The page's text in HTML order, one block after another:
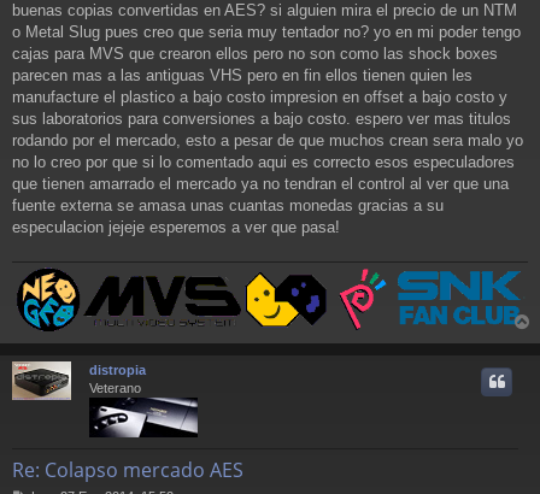
buenas copias convertidas en AES? si alguien mira el precio de un NTM
o Metal Slug pues creo que seria muy tentador no? yo en mi poder tengo
cajas para MVS que crearon ellos pero no son como las shock boxes
parecen mas a las antiguas VHS pero en fin ellos tienen quien les
manufacture el plastico a bajo costo impresion en offset a bajo costo y
sus laboratorios para conversiones a bajo costo. espero ver mas titulos
rodando por el mercado, esto a pesar de que muchos crean sera malo yo
no lo creo por que si lo comentado aqui es correcto esos especuladores
que tienen amarrado el mercado ya no tendran el control al ver que una
fuente externa se amasa unas cuantas monedas gracias a su
especulacion jejeje esperemos a ver que pasa!
r
distropia
Veterano
Re: Colapso mercado AES